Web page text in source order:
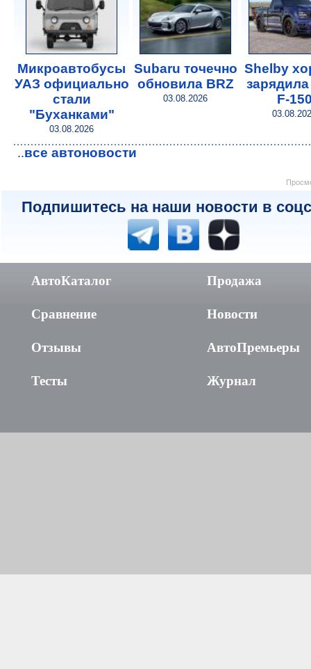
Микроавтобусы
УАЗ официально
стали
"Буханками"
03.08.2026
Subaru точечно
обновила BRZ
03.08.2026
Shelby
F-
..все автоновости
Подпишитесь на наши новости в
АвтоКаталог
Сравнение
Отзывы
Тесты
Продажа
Новости
АвтоПремьеры
Журнал